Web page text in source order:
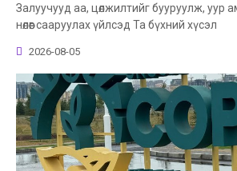
Залуучууд аа, цөлжилтийг бууруулж, уур
нөлөөг сааруулах үйлсэд Та бүхний хүсэл
2026-08-05